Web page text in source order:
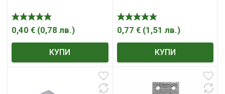
0,40 € (0,78 лв.)
КУПИ
0,77 € (1,51 лв.)
КУПИ